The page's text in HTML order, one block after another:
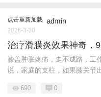
点击重新加载 admin
2026-3-30
治疗滑膜炎效果神奇，
膝盖肿胀疼痛，走不成路，工
说，家庭的支柱，如果膝关节
690 0